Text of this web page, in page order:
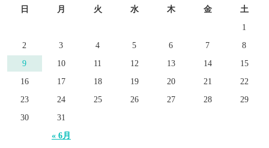
日 月 火 水 木 金 土
« 6月
1
2
3 4 5 6 7
8
9
10 11 12 13 14
15
16
17 18 19 20 21
22
23
24 25 26 27 28
29
30
31